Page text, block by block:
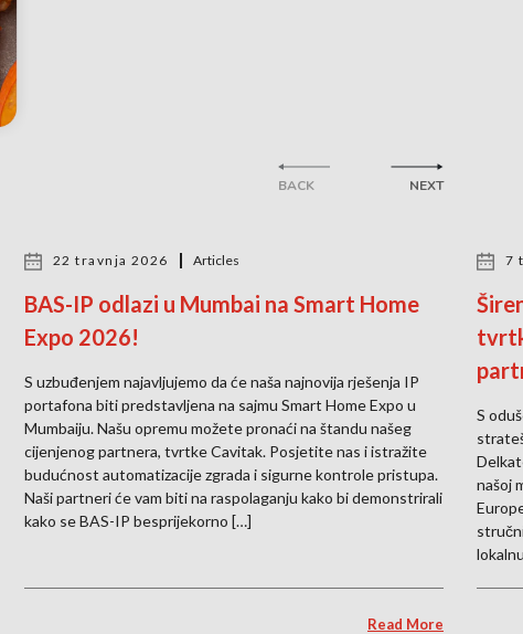
BACK
22 travnja 2026 Articles
BAS-IP odlazi u Mumbai na Smart Home
Expo 2026!
S uzbuđenjem najavljujemo da će naša najnovija rješenja IP
portafona biti predstavljena na sajmu Smart Home Expo u
Mumbaiju. Našu opremu možete pronaći na štandu našeg
cijenjenog partnera, tvrtke Cavitak. Posjetite nas i istražite
budućnost automatizacije zgrada i sigurne kontrole pristupa.
Naši partneri će vam biti na raspolaganju kako bi demonstrirali
kako se BAS-IP besprijekorno […]
Read More
7
S
našoj
NEXT